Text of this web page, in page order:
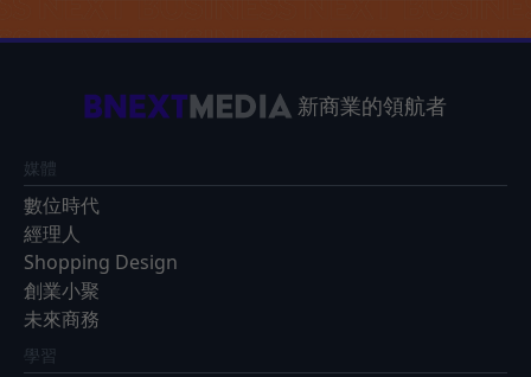
新商業的領航者
媒體
數位時代
經理人
Shopping Design
創業小聚
未來商務
學習